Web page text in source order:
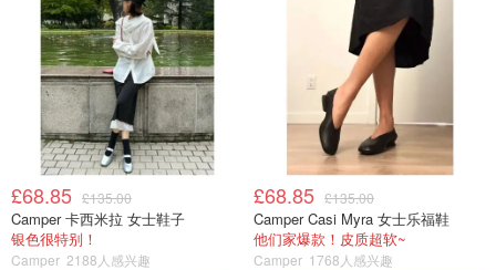
£68.85 £135.00
Camper 卡西米拉 女士鞋子
银色很特别！
Camper 2188人感兴趣
£68.85 £135.00
Camper Casi Myra 女士乐福鞋
他们家爆款！皮质超软~
Camper 1768人感兴趣